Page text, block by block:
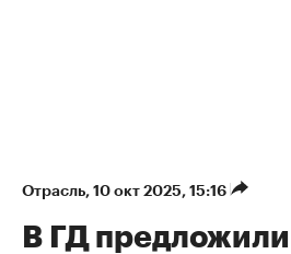
Отрасль⁠, 10 окт 2025, 15:16
В ГД предложили